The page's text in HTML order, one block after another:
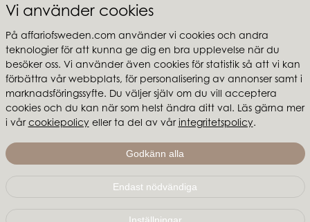
Vi använder cookies
På affariofsweden.com använder vi cookies och andra
teknologier för att kunna ge dig en bra upplevelse när du
besöker oss. Vi använder även cookies för statistik så att vi kan
förbättra vår webbplats, för personalisering av annonser samt i
marknadsföringssyfte. Du väljer själv om du vill acceptera
cookies och du kan när som helst ändra ditt val. Läs gärna mer
i vår cookiepolicyeller ta del av vår integritetspolicy.
Godkänn alla
Endast nödvändiga
MTI
Följ oss
Affari of Sweden
Om oss
info@affariofsweden.com